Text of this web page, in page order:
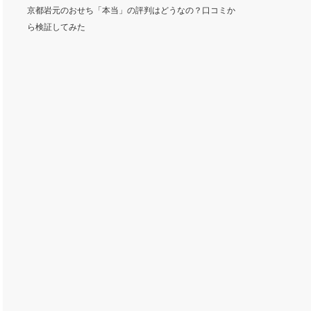
京都岩元のおせち「本当」の評判はどうなの？口コミか
ら検証してみた